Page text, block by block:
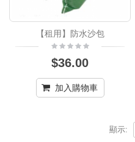
【租用】防水沙包
$36.00
加入購物車
顯示: